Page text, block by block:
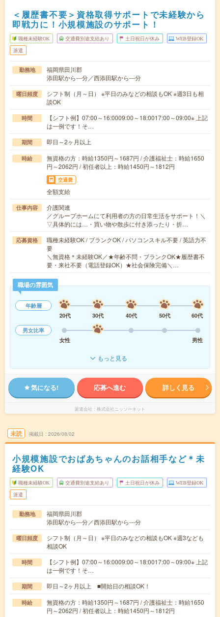
＜履歴書不要＞資格取得サポートで未経験から
即戦力に！小規模施設のサポート！
職種未経験OK 交通費別途支給あり 土日祝日が休み WEB登録OK
派遣
勤務地
福岡県田川郡
添田駅から---分／西添田駅から---分
曜日頻度
シフト制（月～日） ※平日のみなどの相談もOK ※週3日も相
談OK
時間
【シフト例】07:00～16:0009:00～18:0017:00～09:00※ 上記
は一例です！そ…
期間 即日～2ヶ月以上
時給
無資格の方：時給1350円～1687円 / 介護福祉士：時給1650
円～2062円 / 初任者以上：時給1450円～1812円
交通費
全額支給
仕事内容
介護関連
／グループホームにて利用者の方の日常生活をサポート！＼
▽具体的には…・買い物や散歩に付き添ったり・折…
応募資格
職種未経験OK / ブランクOK / パソコンスキル不要 / 英語力不
要
＼無資格＊未経験OK／★年齢不問・ブランクOK★履歴書不
要・来社不要（電話登録OK）★社会保険完備＼…
職場の雰囲気
年齢層
20代
30代 40代 50代
60代
男女比率
女性
男性
もっと見る
気になる! 応募へ進む 詳しく見る
派遣会社 株式会社ニッソーネット
未読 掲載日 2026/08/02
小規模施設でおばあちゃんのお話相手など＊未
経験OK
職種未経験OK 交通費別途支給あり 土日祝日が休み WEB登録OK
派遣
勤務地
福岡県田川郡
添田駅から---分／西添田駅から---分
曜日頻度
シフト制（月～日） ※平日のみなどの相談もOK ※週3なども
相談OK
時間
【シフト例】07:00～16:0009:00～18:0017:00～09:00※ 上記
は一例です！そ…
期間 即日～2ヶ月以上 ■開始日の相談OK！
時給
無資格の方：時給1350円～1687円 / 介護福祉士：時給1650
円～2062円 / 初任者以上：時給1450円～1812円